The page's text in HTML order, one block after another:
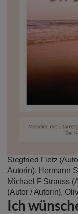
Siegfried Fietz
Autorin), Hermann
Michael F Strauss
(Autor / Autorin),
Ich
Zum
Anfang
der
Bildergalerie
springen